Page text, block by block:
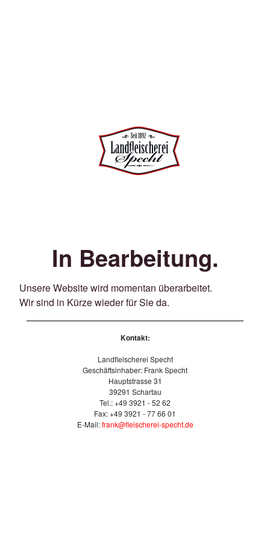
In Bearbeitung.
Unsere Website wird momentan überarbeitet.
Wir sind in Kürze wieder für Sie da.
Kontakt:
Landfleischerei Specht
Geschäftsinhaber: Frank Specht
Hauptstrasse 31
39291 Schartau
Tel.: +49 3921 - 52 62
Fax: +49 3921 - 77 66 01
E-Mail:frank@fleischerei-specht.de